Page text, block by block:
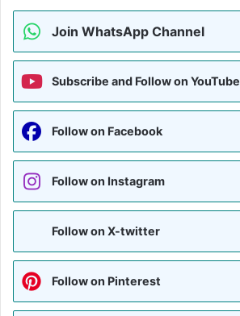
Join WhatsApp Channel
Subscribe and Follow on YouTube
Follow on Facebook
Follow on Instagram
Follow on X-twitter
Follow on Pinterest